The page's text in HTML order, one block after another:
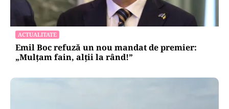
ACTUALITATE
Emil Boc refuză un nou mandat de premier:
„Mulțam fain, alții la rând!”